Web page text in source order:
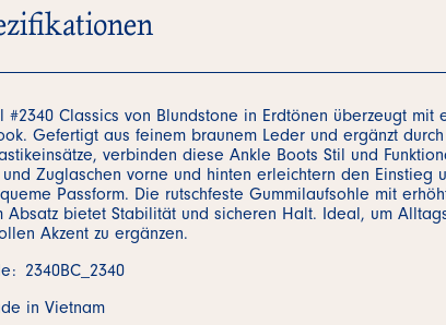
#2340 Classics von Blundstone in Erdtönen überzeugt mit
Gefertigt aus feinem braunem Leder und ergänzt
verbinden diese Ankle Boots Stil und
Zuglaschen vorne und hinten erleichtern den Einstieg
Passform. Die rutschfeste Gummilaufsohle mit
Absatz bietet Stabilität und sicheren Halt. Ideal, um
Akzent zu ergänzen.
2340BC_2340
in Vietnam